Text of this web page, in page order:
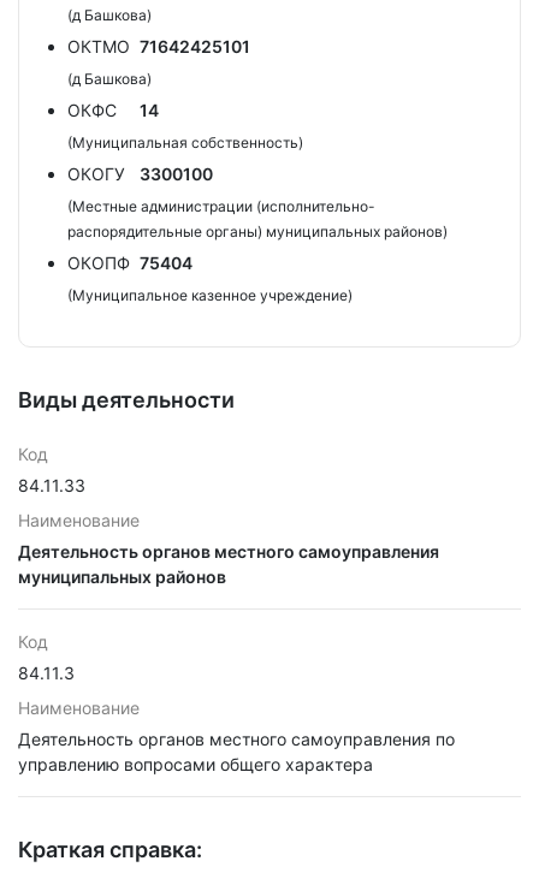
(д Башкова)
ОКТМО 71642425101
(д Башкова)
ОКФС 14
(Муниципальная собственность)
ОКОГУ 3300100
(Местные администрации (исполнительно-
распорядительные органы) муниципальных районов)
ОКОПФ 75404
(Муниципальное казенное учреждение)
Виды деятельности
Код
84.11.33
Наименование
Деятельность органов местного самоуправления
муниципальных районов
Код
84.11.3
Наименование
Деятельность органов местного самоуправления по
управлению вопросами общего характера
Краткая справка: